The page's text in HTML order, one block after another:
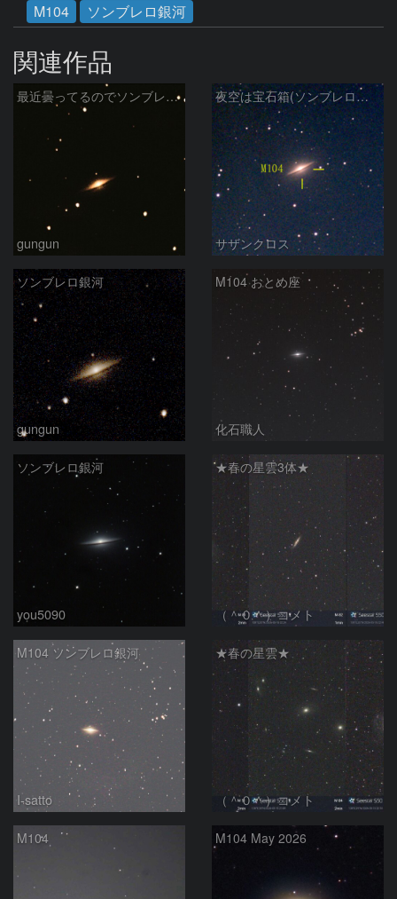
M104
ソンブレロ銀河
関連作品
最近曇ってるのでソンブレロ銀河再編集
gungun
夜空は宝石箱(ソンブレロ銀河 M104) Seestar50
サザンクロス
ソンブレロ銀河
gungun
M104 おとめ座
化石職人
ソンブレロ銀河
you5090
★春の星雲3体★
（＾０＾）コメト
M104 ソンブレロ銀河
I-satto
★春の星雲★
（＾０＾）コメト
M104 M104 May 2026